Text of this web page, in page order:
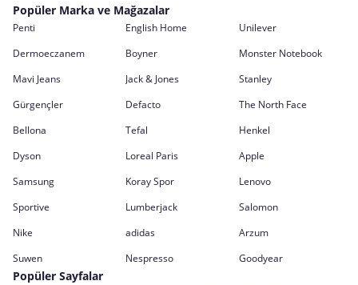
Popüler Marka ve Mağazalar
Penti English Home
Unilever
Dermoeczanem
Boyner
Monster Notebook
Mavi Jeans
Jack & Jones
Stanley
Gürgençler
Defacto
The North Face
Bellona
Tefal
Henkel
Dyson
Loreal Paris
Apple
Samsung
Koray Spor
Lenovo
Sportive
Lumberjack
Salomon
Nike
adidas
Arzum
Suwen
Nespresso Goodyear
Popüler Sayfalar